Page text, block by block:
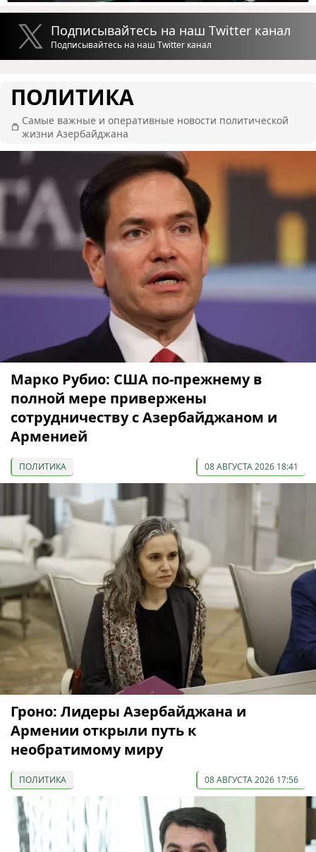
Подписывайтесь на наш Twitter канал
Подписывайтесь на наш Twitter канал
ПОЛИТИКА
Самые важные и оперативные новости политической
жизни Азербайджана
Марко Рубио: США по-прежнему в
полной мере привержены
сотрудничеству с Азербайджаном и
Арменией
ПОЛИТИКА 08 АВГУСТА 2026 18:41
Гроно: Лидеры Азербайджана и
Армении открыли путь к
необратимому миру
ПОЛИТИКА 08 АВГУСТА 2026 17:56